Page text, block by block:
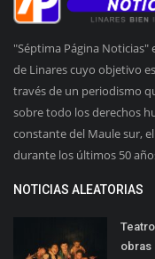
"Séptima Página
de Linares cuyo objetivo
través de un periodismo
sobre todo los derechos
constante del Maule sur,
durante los últimos 50
NOTICIAS ALEATORIAS
obras